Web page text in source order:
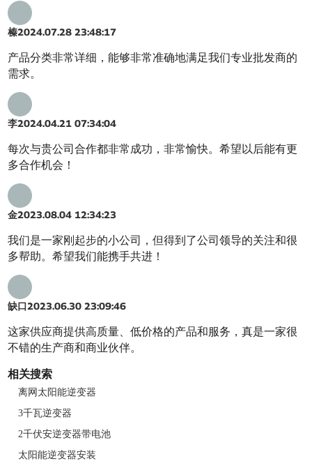
榛2024.07.28 23:48:17
产品分类非常详细，能够非常准确地满足我们专业批发商的
需求。
李2024.04.21 07:34:04
每次与贵公司合作都非常成功，非常愉快。希望以后能有更
多合作机会！
金2023.08.04 12:34:23
我们是一家刚起步的小公司，但得到了公司领导的关注和很
多帮助。希望我们能携手共进！
缺口2023.06.30 23:09:46
这家供应商提供高质量、低价格的产品和服务，真是一家很
不错的生产商和商业伙伴。
相关搜索
离网太阳能逆变器
3千瓦逆变器
2千伏安逆变器带电池
太阳能逆变器安装